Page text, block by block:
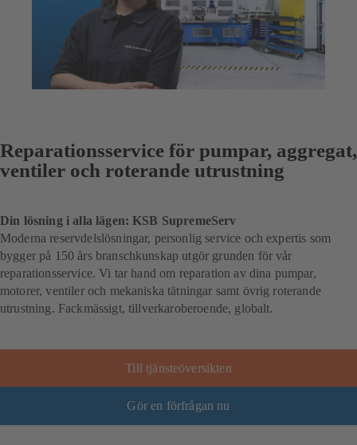
Reparationsservice för pumpar, aggregat,
ventiler och roterande utrustning
Din lösning i alla lägen: KSB SupremeServ
Moderna reservdelslösningar, personlig service och expertis som
bygger på 150 års branschkunskap utgör grunden för vår
reparationsservice. Vi tar hand om reparation av dina pumpar,
motorer, ventiler och mekaniska tätningar samt övrig roterande
utrustning. Fackmässigt, tillverkaroberoende, globalt.
Till tjänsteöversikten
Gör en förfrågan nu